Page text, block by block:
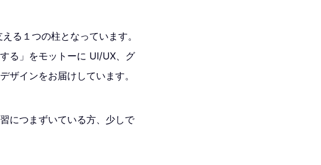
る１つの柱となっています。
る」をモットーに UI/UX、グ
ザインをお届けしています。
につまずいている方、少しで